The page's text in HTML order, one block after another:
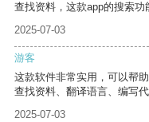
查找资料，这款app的搜索功
2025-07-03
游客
这款软件非常实用，可以帮
查找资料、翻译语言、编写代
2025-07-03